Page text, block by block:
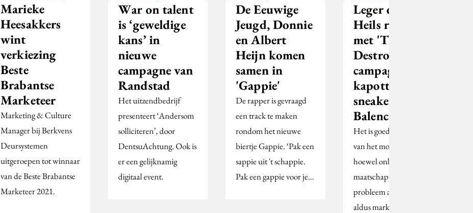
Marieke
Heesakkers
wint
verkiezing
Beste
Brabantse
Marketeer
Marketing & Culture
Manager bij Berkvens
Deursystemen
uitgeroepen tot winnaar
van de Beste Brabantse
Marketeer 2021.
War on talent
is ‘geweldige
kans’ in
nieuwe
campagne van
Randstad
Het uitzendbedrijf
presenteert ‘Andersom
solliciteren’, door
DentsuAchtung. Ook is
er een gelijknamig
digitaal event.
De Eeuwige
Jeugd, Donnie
en Albert
Heijn komen
samen in
'Gappie'
De rapper is gevraagd
een track te maken
rondom het nieuwe
biertje Gappie. ‘Pak een
sappie uit 't schappie.
Pak een gappie voor je…
Leger des
Heils reageert
met 'Truly
Destroyed'-
campagne op
kapotte
sneakers van
Balenciaga
Het is goed dat de stunt
van het modehuis -
hoewel onbedoeld- een
maatschappelijk
probleem aankaart,
aldus marketing